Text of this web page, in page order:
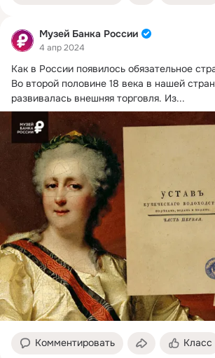
Музей Банка России
4 апр 2024
Как в России появилось обязательное
Во второй половине 18 века в нашей
развивалась внешняя торговля. Из...
Комментировать Класс